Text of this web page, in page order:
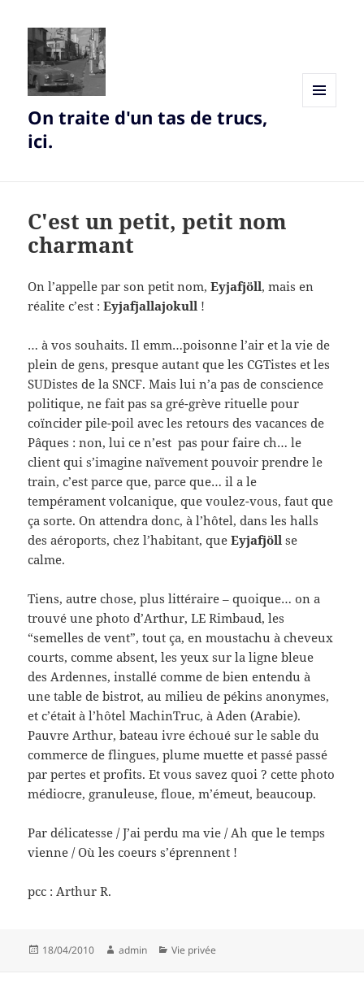
On traite d'un tas de trucs,
ici.
C'est un petit, petit nom
charmant
On l’appelle par son petit nom,Eyjafjöll, mais en
réalite c’est :Eyjafjallajokull !
… à vos souhaits. Il emm…poisonne l’air et la vie de
plein de gens, presque autant que les CGTistes et les
SUDistes de la SNCF. Mais lui n’a pas de conscience
politique, ne fait pas sa gré-grève rituelle pour
coïncider pile-poil avec les retours des vacances de
Pâques : non, lui ce n’est pas pour faire ch… le
client qui s’imagine naïvement pouvoir prendre le
train, c’est parce que, parce que… il a le
tempérament volcanique, que voulez-vous, faut que
ça sorte. On attendra donc, à l’hôtel, dans les halls
des aéroports, chez l’habitant, queEyjafjöll se
calme.
Tiens, autre chose, plus littéraire – quoique… on a
trouvé une photo d’Arthur, LE Rimbaud, les
“semelles de vent”, tout ça, en moustachu à cheveux
courts, comme absent, les yeux sur la ligne bleue
des Ardennes, installé comme de bien entendu à
une table de bistrot, au milieu de pékins anonymes,
et c’était à l’hôtel MachinTruc, à Aden (Arabie).
Pauvre Arthur, bateau ivre échoué sur le sable du
commerce de flingues, plume muette et passé passé
par pertes et profits. Et vous savez quoi ? cette photo
médiocre, granuleuse, floue, m’émeut, beaucoup.
Par délicatesse / J’ai perdu ma vie / Ah que le temps
vienne / Où les coeurs s’éprennent !
pcc : Arthur R.
Posted
18/04/2010 Author
admin Categories
Vie privée